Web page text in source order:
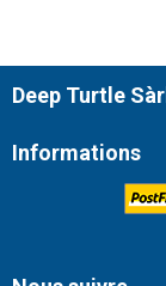
Deep Turtle Sàrl
Informations